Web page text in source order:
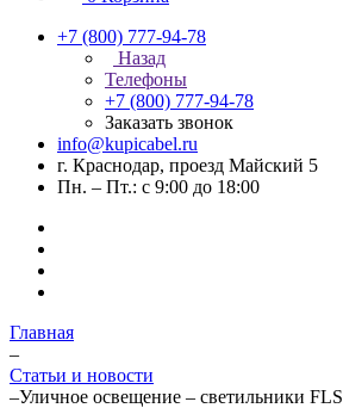
+7 (800) 777-94-78
Назад
Телефоны
+7 (800) 777-94-78
Заказать звонок
info@kupicabel.ru
г. Краснодар, проезд Майский 5
Пн. – Пт.: с 9:00 до 18:00
Главная
–
Статьи и новости
–Уличное освещение – светильники FLS